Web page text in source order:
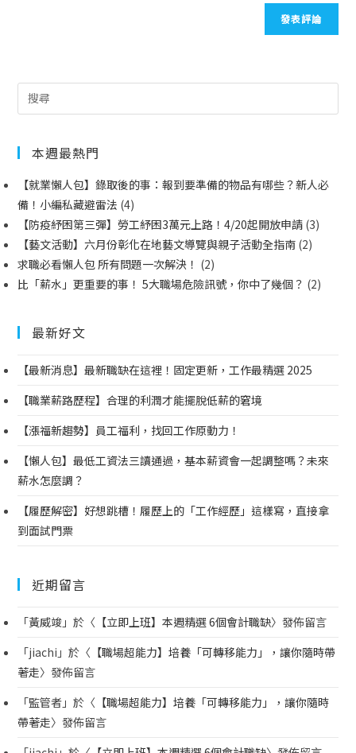
本週最熱門
【就業懶人包】錄取後的事：報到要準備的物品有哪些？新人必
備！小編私藏避雷法 (4)
【防疫紓困第三彈】勞工紓困3萬元上路！4/20起開放申請 (3)
【藝文活動】六月份彰化在地藝文導覽與親子活動全指南 (2)
求職必看懶人包 所有問題一次解決！ (2)
比「薪水」更重要的事！ 5大職場危險訊號，你中了幾個？ (2)
最新好文
【最新消息】最新職缺在這裡！固定更新，工作最精選 2025
【職業薪路歷程】合理的利潤才能擺脫低薪的窘境
【漲福新趨勢】員工福利，找回工作原動力！
【懶人包】最低工資法三讀通過，基本薪資會一起調整嗎？未來
薪水怎麼調？
【履歷解密】好想跳槽！履歷上的「工作經歷」這樣寫，直接拿
到面試門票
近期留言
「黃威竣 」於〈 【立即上班】本週精選 6個會計職缺〉發佈留言
「jiachi 」於〈 【職場超能力】培養「可轉移能力」，讓你隨時帶
著走〉發佈留言
「監管者 」於〈 【職場超能力】培養「可轉移能力」，讓你隨時
帶著走〉發佈留言